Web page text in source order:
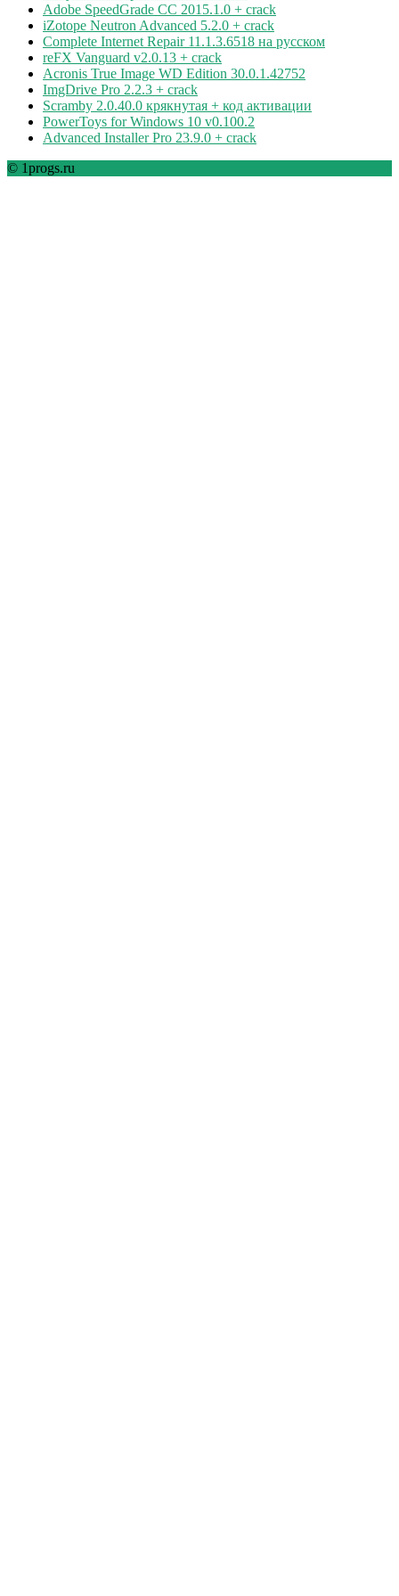
Adobe SpeedGrade CC 2015.1.0 + crack
iZotope Neutron Advanced 5.2.0 + crack
Complete Internet Repair 11.1.3.6518 на русском
reFX Vanguard v2.0.13 + crack
Acronis True Image WD Edition 30.0.1.42752
ImgDrive Pro 2.2.3 + crack
Scramby 2.0.40.0 крякнутая + код активации
PowerToys for Windows 10 v0.100.2
Advanced Installer Pro 23.9.0 + crack
© 1progs.ru